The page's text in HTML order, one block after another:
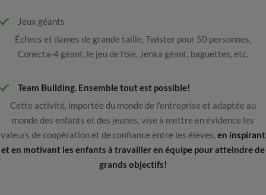
Jeux géants
Échecs et dames de grande taille, Twister pour 50 personnes,
Conecta-4 géant, le jeu de l'oie, Jenka géant, baguettes, etc.
Team Building. Ensemble tout est possible!
Cette activité, importée du monde de l'entreprise et adaptée au
monde des enfants et des jeunes, vise à mettre en évidence les
valeurs de coopération et de confiance entre les élèves, en inspirant
et en motivant les enfants à travailler en équipe pour atteindre de
grands objectifs!